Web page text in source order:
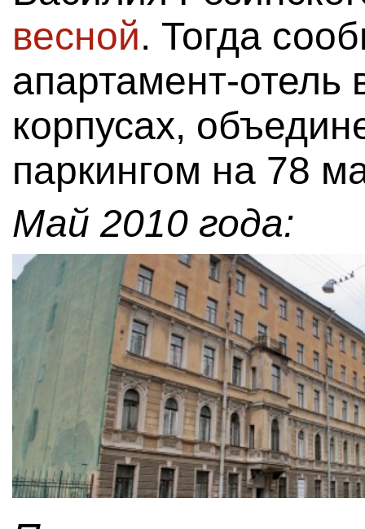
весной. Тогда
апартамент-отель
корпусах,
паркингом на 78
Май 2010 года: